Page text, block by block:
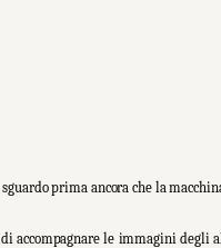
prima ancora che la
accompagnare le immagini degli